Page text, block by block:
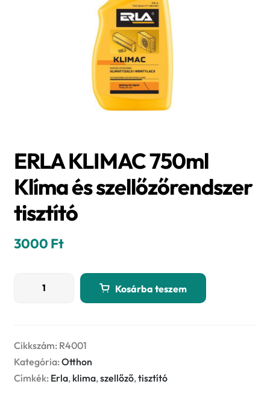
ERLA KLIMAC 750ml
Klíma és szellőzőrendszer
tisztító
3000 Ft
és
szellőzőrendszer
tisztító
Kosárba teszem
Cikkszám: R4001
Kategória:Otthon
Címkék: Erla, klima,szellőző,tisztító